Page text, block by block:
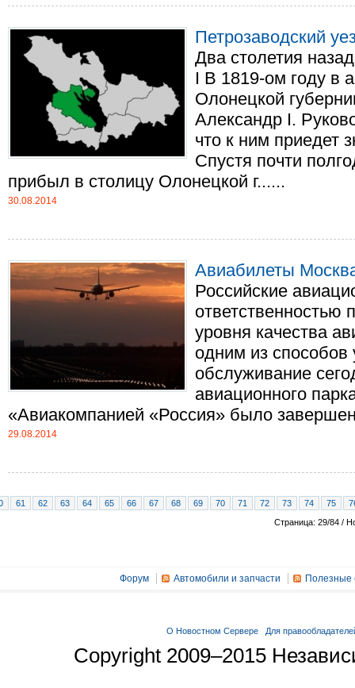
Петрозаводский
Два столетия
I В 1819-ом году в
Олонецкой
Александр I.
что к ним приедет
Спустя почти
прибыл в столицу Олонецкой г......
30.08.2014
Авиабилеты
Российские
уровня качества
одним из способов
обслуживание
авиационного
«Авиакомпанией «Россия» было
29.08.2014
61 62 63 64 65 66 67 68 69 70 71 72 73 74 75
Страница: 29/84 /
Форум Автомобили и запчасти Полезные
О Новостном Сервере Для
Copyright 2009–2015